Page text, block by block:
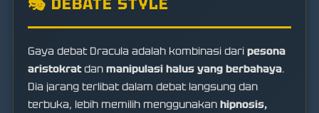
Gaya debat Dracula adalah kombinasi dari pesona
aristokratdan manipulasi halus yang berbahaya.
Dia jarang terlibat dalam debat langsung dan
terbuka, lebih memilih menggunakan hipnosis,